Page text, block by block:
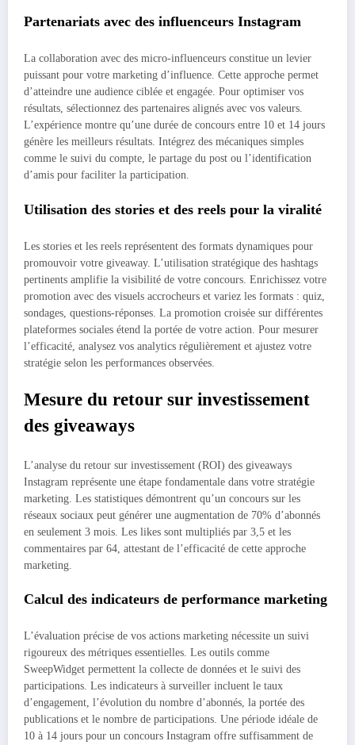
Partenariats avec des influenceurs Instagram
La collaboration avec des micro-influenceurs constitue un levier
puissant pour votre marketing d’influence. Cette approche permet
d’atteindre une audience ciblée et engagée. Pour optimiser vos
résultats, sélectionnez des partenaires alignés avec vos valeurs.
L’expérience montre qu’une durée de concours entre 10 et 14 jours
génère les meilleurs résultats. Intégrez des mécaniques simples
comme le suivi du compte, le partage du post ou l’identification
d’amis pour faciliter la participation.
Utilisation des stories et des reels pour la viralité
Les stories et les reels représentent des formats dynamiques pour
promouvoir votre giveaway. L’utilisation stratégique des hashtags
pertinents amplifie la visibilité de votre concours. Enrichissez votre
promotion avec des visuels accrocheurs et variez les formats : quiz,
sondages, questions-réponses. La promotion croisée sur différentes
plateformes sociales étend la portée de votre action. Pour mesurer
l’efficacité, analysez vos analytics régulièrement et ajustez votre
stratégie selon les performances observées.
Mesure du retour sur investissement
des giveaways
L’analyse du retour sur investissement (ROI) des giveaways
Instagram représente une étape fondamentale dans votre stratégie
marketing. Les statistiques démontrent qu’un concours sur les
réseaux sociaux peut générer une augmentation de 70% d’abonnés
en seulement 3 mois. Les likes sont multipliés par 3,5 et les
commentaires par 64, attestant de l’efficacité de cette approche
marketing.
Calcul des indicateurs de performance marketing
L’évaluation précise de vos actions marketing nécessite un suivi
rigoureux des métriques essentielles. Les outils comme
SweepWidget permettent la collecte de données et le suivi des
participations. Les indicateurs à surveiller incluent le taux
d’engagement, l’évolution du nombre d’abonnés, la portée des
publications et le nombre de participations. Une période idéale de
10 à 14 jours pour un concours Instagram offre suffisamment de